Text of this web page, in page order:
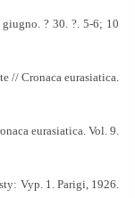
? 30. ?. 5-6; 10
// Cronaca eurasiatica.
eurasiatica. Vol. 9.
Vyp. 1. Parigi, 1926.